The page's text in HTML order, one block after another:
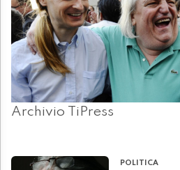
Archivio TiPress
POLITICA